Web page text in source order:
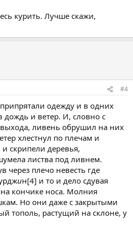
курить. Лучше скажи,
#4
одежду и в одних
дождь и ветер. И, словно с
ливень обрушил на них
хлестнул по плечам и
скрипели деревья,
листва под ливнем.
через плечо невесть где
ин[4] и то и дело сдувая
кончике носа. Молния
Но они даже с закрытыми
тополь, растущий на склоне, у